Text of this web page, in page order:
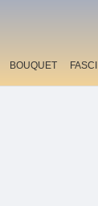
BOUQUET FASCI